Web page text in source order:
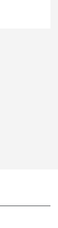
50 Kw 68
84 Ps |
| 1.5 dCi
02-01 / -